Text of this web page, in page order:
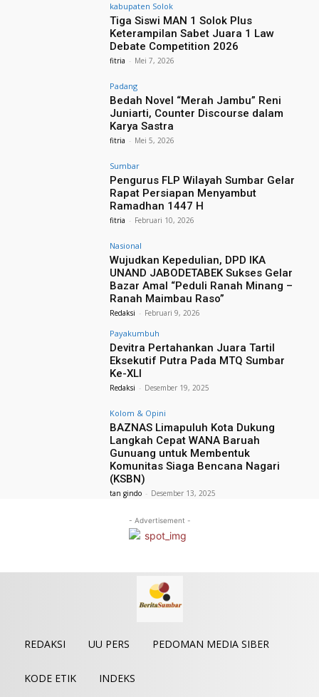
kabupaten Solok
Tiga Siswi MAN 1 Solok Plus
Keterampilan Sabet Juara 1 Law
Debate Competition 2026
fitria - Mei 7, 2026
Padang
Bedah Novel “Merah Jambu” Reni
Juniarti, Counter Discourse dalam
Karya Sastra
fitria - Mei 5, 2026
Sumbar
Pengurus FLP Wilayah Sumbar Gelar
Rapat Persiapan Menyambut
Ramadhan 1447 H
fitria - Februari 10, 2026
Nasional
Wujudkan Kepedulian, DPD IKA
UNAND JABODETABEK Sukses Gelar
Bazar Amal “Peduli Ranah Minang –
Ranah Maimbau Raso”
Redaksi - Februari 9, 2026
Payakumbuh
Devitra Pertahankan Juara Tartil
Eksekutif Putra Pada MTQ Sumbar
Ke-XLI
Redaksi - Desember 19, 2025
Kolom & Opini
BAZNAS Limapuluh Kota Dukung
Langkah Cepat WANA Baruah
Gunuang untuk Membentuk
Komunitas Siaga Bencana Nagari
(KSBN)
tan gindo - Desember 13, 2025
- Advertisement -
REDAKSI UU PERS PEDOMAN MEDIA SIBER
KODE ETIK INDEKS